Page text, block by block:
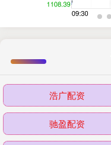
浩广配资
驰盈配资